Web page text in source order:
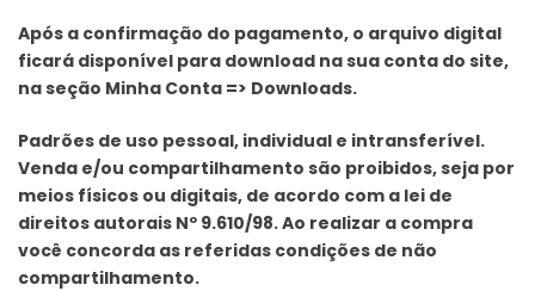
Após a confirmação do pagamento, o arquivo digital
ficará disponível para download na sua conta do site,
na seção Minha Conta => Downloads.
Padrões de uso pessoal, individual e intransferível.
Venda e/ou compartilhamento são proibidos, seja por
meios físicos ou digitais, de acordo com a lei de
direitos autorais Nº 9.610/98. Ao realizar a compra
você concorda as referidas condições de não
compartilhamento.